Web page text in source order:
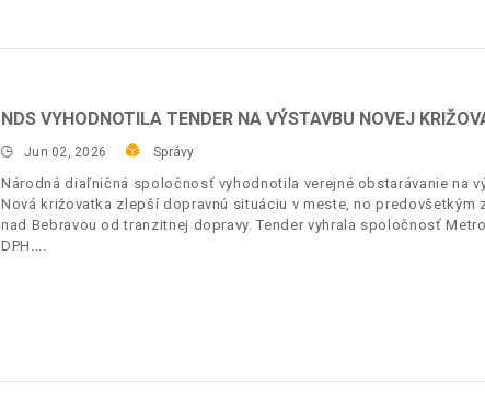
NDS VYHODNOTILA TENDER NA VÝSTAVBU NOVEJ
Jun 02, 2026 Správy
Národná diaľničná spoločnosť vyhodnotila verejné obstarávanie na
Nová križovatka zlepší dopravnú situáciu v meste, no
nad Bebravou od tranzitnej dopravy. Tender vyhrala spoločnosť
DPH.